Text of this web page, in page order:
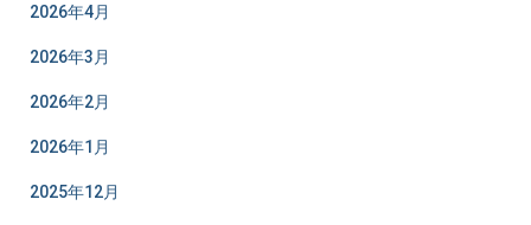
2026年4月
2026年3月
2026年2月
2026年1月
2025年12月